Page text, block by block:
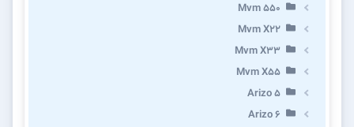
Mvm 550
Mvm X22
Mvm X33
Mvm X55
Arizo 5
Arizo 6